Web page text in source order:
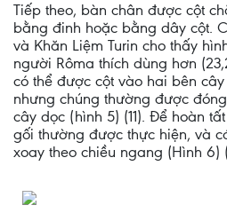
Tiếp theo, bàn chân được cột
bằng đinh hoặc bằng dây cột.
và Khăn Liệm Turin cho thấy
người Rôma thích dùng hơn
có thể được cột vào hai bên
nhưng chúng thường được
cây dọc (hình 5) (11). Để hoàn
gối thường được thực hiện, và
xoay theo chiều ngang (Hình 6)